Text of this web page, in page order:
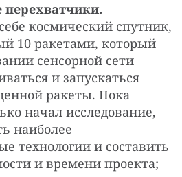
космический спутник,
10 ракетами, который
сенсорной сети
и запускаться
ракеты. Пока
начал исследование,
наиболее
технологии и составить
и времени проекта;